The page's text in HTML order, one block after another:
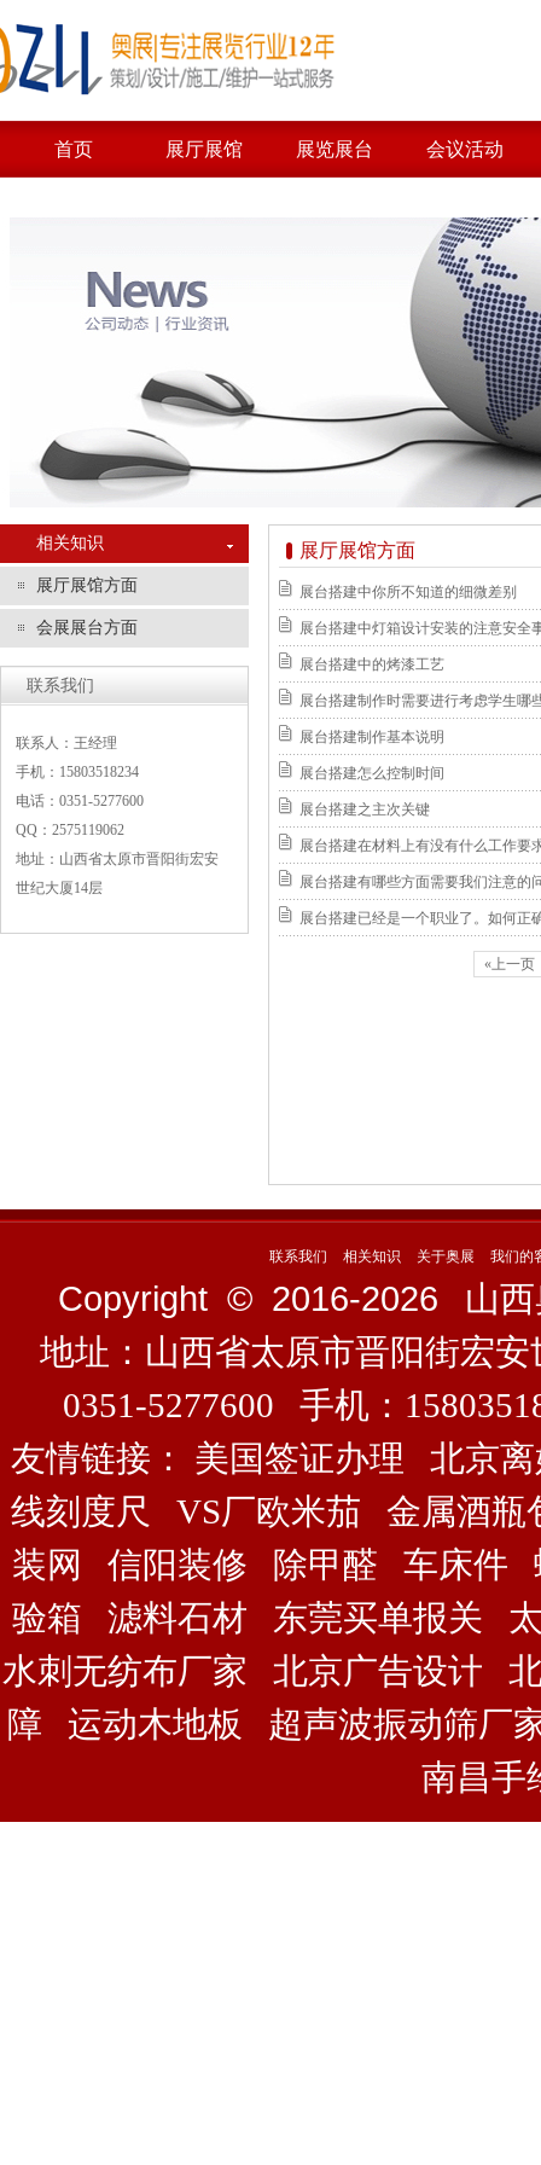
首页 展厅展馆 展览展台 会议活动
相关知识
展厅展馆方面
会展展台方面
联系我们
联系人：王经理
手机：15803518234
电话：0351-5277600
QQ：2575119062
地址：山西省太原市晋阳街宏安
世纪大厦14层
展厅展馆方面
展台搭建中你所不知道的细微差别
展台搭建中灯箱设计安装的注意安全
展台搭建中的烤漆工艺
展台搭建制作时需要进行考虑学生哪
展台搭建制作基本说明
展台搭建怎么控制时间
展台搭建之主次关键
展台搭建在材料上有没有什么工作要
展台搭建有哪些方面需要我们注意的
展台搭建已经是一个职业了。如何正
«上一页
联系我们 相关知识 关于奥展 我们的
Copyright © 2016-2026
山
地址：山西省太原市晋阳街宏
0351-5277600 手机：
友情链接： 美国签证办理
北京
线刻度尺
VS厂欧米茄
金属酒瓶
装网
信阳装修 除甲醛 车床件
验箱
滤料石材 东莞买单报关
水刺无纺布厂家
北京广告设计
障
运动木地板
超声波振动筛厂
南昌手